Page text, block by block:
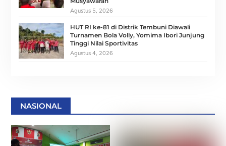
Agustus 5, 2026
HUT RI ke-81 di Distrik Tembuni Diawali
Turnamen Bola Volly, Yomima Ibori Junjung
Tinggi Nilai Sportivitas
Agustus 4, 2026
NASIONAL